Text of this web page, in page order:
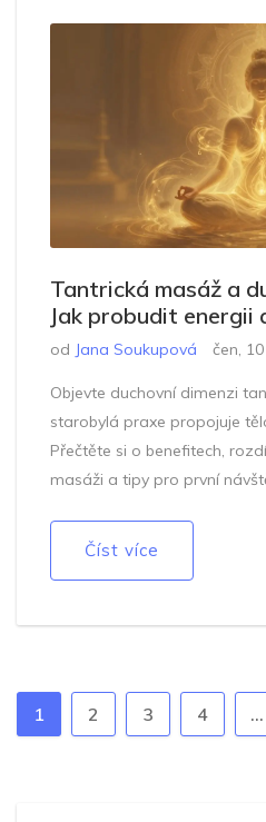
Tantrická masáž a
Jak probudit energii
od Jana Soukupová čen,
Objevte duchovní dimenzi
starobylá praxe propojuje
Přečtěte si o benefitech,
masáži a tipy pro první
Číst více
1 2 3 4 …